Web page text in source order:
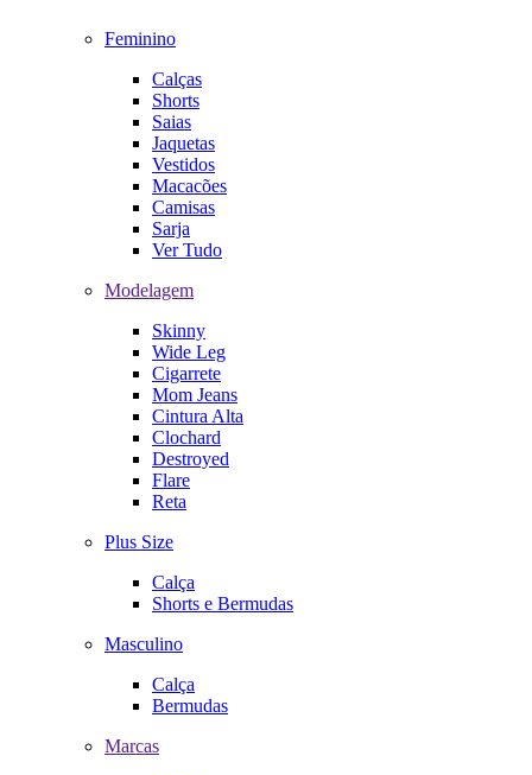
Feminino
Calças
Shorts
Saias
Jaquetas
Vestidos
Macacões
Camisas
Sarja
Ver Tudo
Modelagem
Skinny
Wide Leg
Cigarrete
Mom Jeans
Cintura Alta
Clochard
Destroyed
Flare
Reta
Plus Size
Calça
Shorts e Bermudas
Masculino
Calça
Bermudas
Marcas